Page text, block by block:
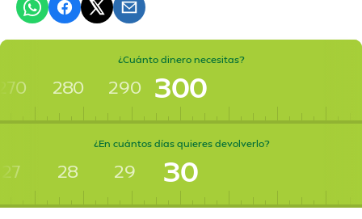
¿Cuánto dinero necesitas?
280 290 300
¿En cuántos días quieres devolverlo?
27 28 29 30